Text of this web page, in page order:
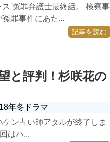
冤罪弁護士最終話。 検察事
罪事件にあた...
記事を読む
と評判！杉咲花の
年冬ドラマ
ン占い師アタルが終了しま
はハ...